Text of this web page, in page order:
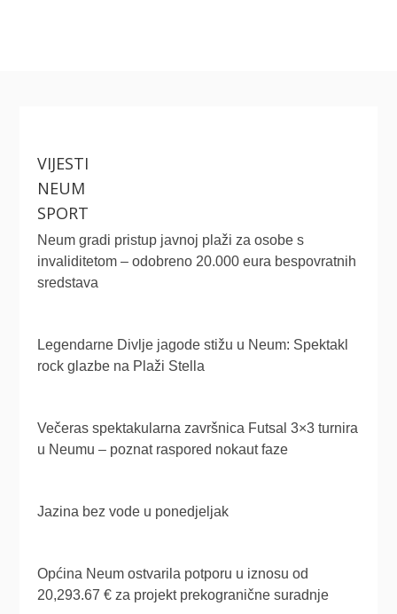
VIJESTI
NEUM
SPORT
Neum gradi pristup javnoj plaži za osobe s
invaliditetom – odobreno 20.000 eura bespovratnih
sredstava
Legendarne Divlje jagode stižu u Neum: Spektakl
rock glazbe na Plaži Stella
Večeras spektakularna završnica Futsal 3×3 turnira
u Neumu – poznat raspored nokaut faze
Jazina bez vode u ponedjeljak
Općina Neum ostvarila potporu u iznosu od
20,293.67 € za projekt prekogranične suradnje